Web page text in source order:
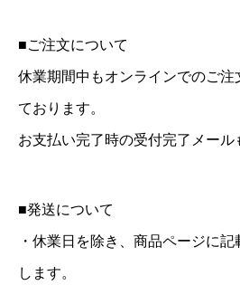
■ご注文について
休業期間中もオンラインでのご注
ております。
お支払い完了時の受付完了メール
■発送について
・休業日を除き、商品ページに
します。